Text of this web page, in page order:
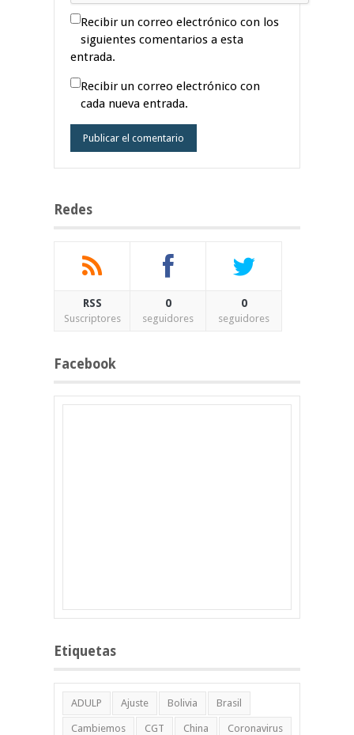
Recibir un correo electrónico con los
siguientes comentarios a esta
entrada.
Recibir un correo electrónico con
cada nueva entrada.
Redes
RSS
Suscriptores
0
seguidores
0
seguidores
Facebook
Etiquetas
ADULP Ajuste Bolivia Brasil
Cambiemos CGT China Coronavirus